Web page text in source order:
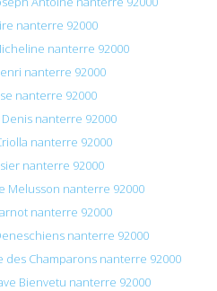
nanterre 92000
nanterre 92000
nanterre 92000
nanterre 92000
nanterre 92000
nanterre 92000
nanterre 92000
Melusson nanterre 92000
nanterre 92000
nanterre 92000
des Champarons nanterre 92000
Bienvetu nanterre 92000